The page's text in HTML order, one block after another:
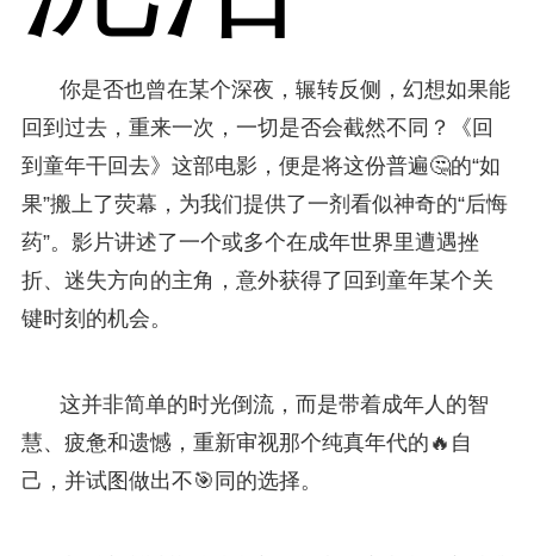
你是否也曾在某个深夜，辗转反侧，幻想如果能
回到过去，重来一次，一切是否会截然不同？《回
到童年干回去》这部电影，便是将这份普遍🤔的“如
果”搬上了荧幕，为我们提供了一剂看似神奇的“后悔
药”。影片讲述了一个或多个在成年世界里遭遇挫
折、迷失方向的主角，意外获得了回到童年某个关
键时刻的机会。
这并非简单的时光倒流，而是带着成年人的智
慧、疲惫和遗憾，重新审视那个纯真年代的🔥自
己，并试图做出不🎯同的选择。